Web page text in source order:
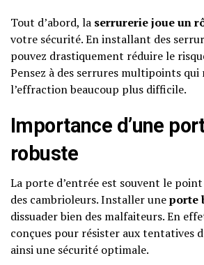
Tout d’abord, la serrurerie joue un
votre sécurité. En installant des
pouvez drastiquement réduire le
Pensez à des serrures multipoints qui
l’effraction beaucoup plus difficile.
Importance d’une
robuste
La porte d’entrée est souvent le point
des cambrioleurs. Installer uneporte
dissuader bien des malfaiteurs. En
conçues pour résister aux tentatives
ainsi une sécurité optimale.